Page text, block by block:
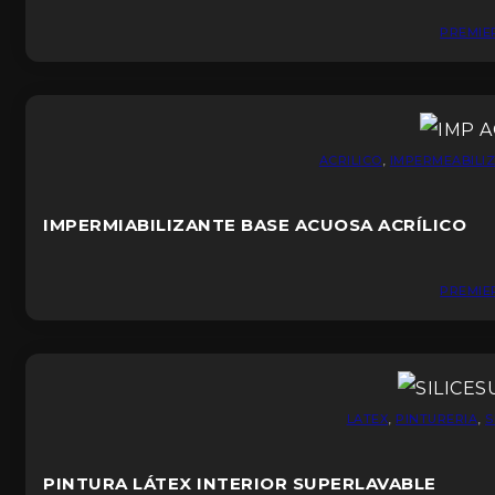
ACRILICO,
IMPERMIABILIZANTE BASE ACUOSA ACRÍLICO
LATEX PINTURERIA
PINTURA LÁTEX INTERIOR SUPERLAVABLE